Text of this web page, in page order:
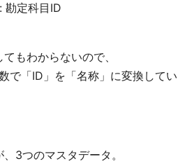
定科目ID
もわからないので、
「ID」を「名称」に変換してい
3つのマスタデータ。